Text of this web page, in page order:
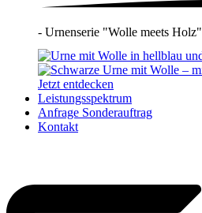
- Urnenserie "Wolle meets Holz"
Jetzt entdecken
Leistungsspektrum
Anfrage Sonderauftrag
Kontakt